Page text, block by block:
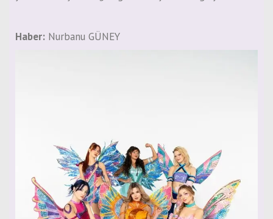
Haber: Nurbanu GÜNEY